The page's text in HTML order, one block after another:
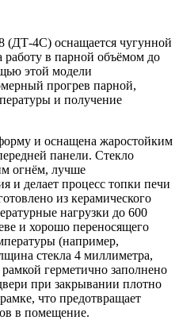
(ДТ-4С) оснащается чугунной
в парной объёмом до
этой модели
прогрев парной,
и получение
и оснащена жаростойким
панели. Стекло
огнём, лучше
и делает процесс топки печи
из керамического
нагрузки до 600
и хорошо переносящего
(например,
стекла 4 миллиметра,
герметично заполнено
при закрывании плотно
что предотвращает
в помещение.